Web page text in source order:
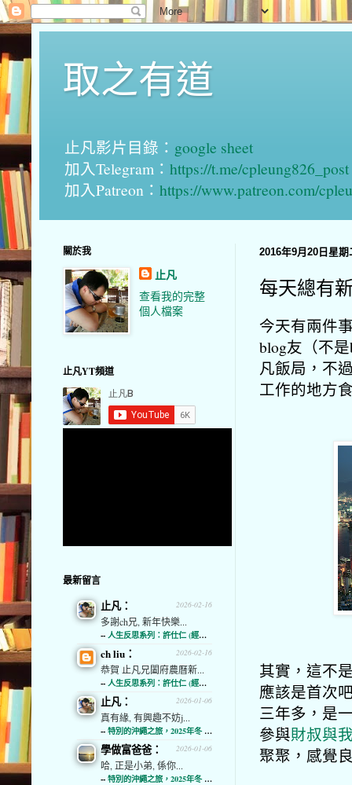
取之有道
止凡影片目錄： google sheet
加入Telegram： https://t.me/cpleung826_post
加入Patreon： https://www.patreon.com/
2016年9月20日星期
每天總有
今天有兩件
blog友（不
凡飯局，不
工作的地方
其實，這不
應該是首次
三年多，是
參與財叔與
聚聚，感覺
關於我
止凡
查看我的完整
個人檔案
止凡YT頻道
最新留言
2026-02-16
止凡：
多謝ch兄, 新年快樂...
-- 人生反思系列：許仕仁 (經濟通)
2026-02-16
ch liu：
恭賀 止凡兄闔府農曆新...
-- 人生反思系列：許仕仁 (經濟通)
2026-01-06
止凡：
真有緣, 有興趣不妨j...
-- 特別的沖繩之旅，2025年冬 (經濟通)
2026-01-06
學做富爸爸：
哈, 正是小弟, 係你...
-- 特別的沖繩之旅，2025年冬 (經濟通)